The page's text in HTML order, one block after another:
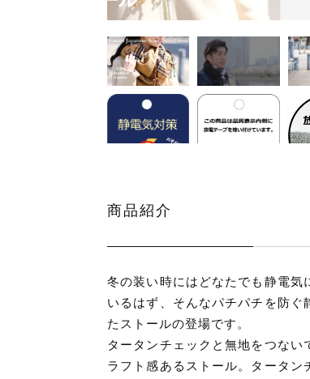
商品紹介
冬の装い時にはどなたでも静電気
いるはず、そんなパチパチを防ぐ
たストールの登場です。
タータンチェックと無地をつない
ラフト感あるストール。タータン